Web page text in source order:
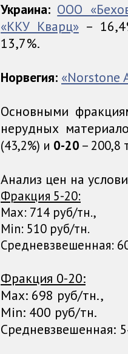
Украина: ООО
«ККУ Кварц»–
13,7%.
Норвегия: «Norstone
Основными
нерудных
(43,2%) и 0-20 – 200,8
Анализ цен на
Фракция 5-20:
Max: 714 руб/тн.,
Min: 510 руб/тн.
Средневзвешенная:
Фракция 0-20:
Max: 698 руб/тн.,
Min: 400 руб/тн.
Средневзвешенная: